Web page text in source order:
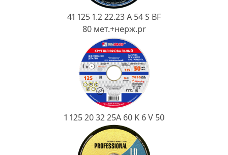
41 125 1.2 22.23 A 54 S BF
80 мет.+нерж.pr
1 125 20 32 25А 60 K 6 V 50